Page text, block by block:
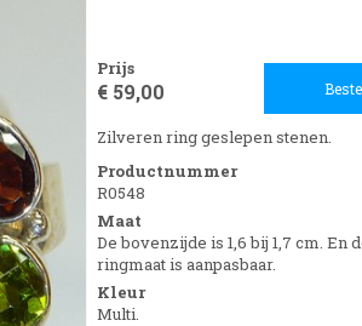
Prijs
€ 59,00
Zilveren ring geslepen stenen.
Productnummer
R0548
Maat
De bovenzijde is 1,6 bij 1,7 cm. En
ringmaat is aanpasbaar.
Kleur
Multi.